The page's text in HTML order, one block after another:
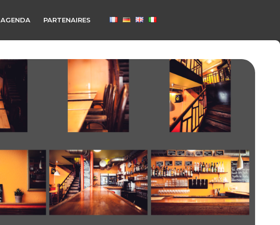
AGENDA PARTENAIRES